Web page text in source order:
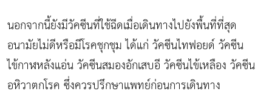
นอกจากนี้ยังมีวัคซีนที่ใช้ฉีดเมื่อเดินทางไปยังพื้นที่ที่สุด
อนามัยไม่ดีหรือมีโรคชุกชุม ได้แก่ วัคซีนไทฟอยด์ วัคซีน
ไข้กาฬหลังแอ่น วัคซีนสมองอักเสบอี วัคซีนไข้เหลือง วัคซีน
อหิวาตกโรค ซึ่งควรปรึกษาแพทย์ก่อนการเดินทาง